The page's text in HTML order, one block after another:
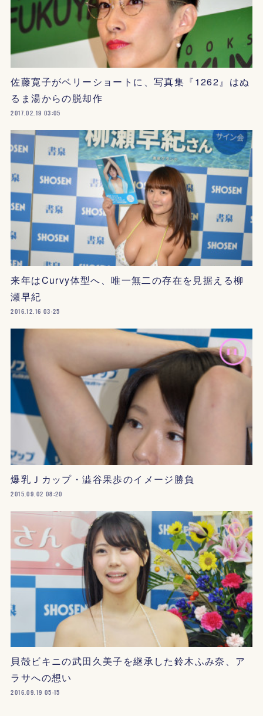
佐藤寛子がベリーショートに、写真集『1262』はぬ
るま湯からの脱却作
2017.02.19 03:05
来年はCurvy体型へ、唯一無二の存在を見据える柳
瀬早紀
2016.12.16 03:25
爆乳Ｊカップ・澁谷果歩のイメージ勝負
2015.09.02 08:20
貝殻ビキニの武田久美子を継承した鈴木ふみ奈、ア
ラサへの想い
2016.09.19 05:15